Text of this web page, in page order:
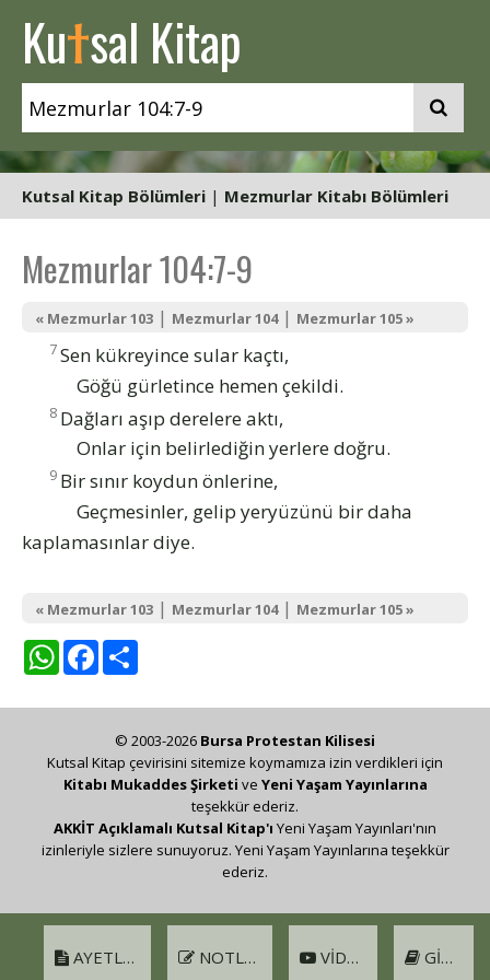
Kutsal Kitap
Kutsal Kitap Bölümleri | Mezmurlar Kitabı Bölümleri
Mezmurlar 104:7-9
« Mezmurlar 103 | Mezmurlar 104| Mezmurlar 105 »
7Sen kükreyince sular kaçtı,
Göğü gürletince hemen çekildi.
8 Dağları aşıp derelere aktı,
Onlar için belirlediğin yerlere doğru.
9 Bir sınır koydun önlerine,
Geçmesinler, gelip yeryüzünü bir daha
kaplamasınlar diye.
« Mezmurlar 103 | Mezmurlar 104| Mezmurlar 105 »
WhatsAppFacebook
AYETLER NOTLAR VIDEO GIRIŞ
© 2003-2026 Bursa Protestan Kilisesi
Kutsal Kitap çevirisini sitemize koymamıza izin verdikleri için
Kitabı Mukaddes Şirketi ve Yeni Yaşam Yayınlarına
teşekkür ederiz.
AKKİT Açıklamalı Kutsal Kitap'ı Yeni Yaşam Yayınları'nın
izinleriyle sizlere sunuyoruz. Yeni Yaşam Yayınlarına teşekkür
ederiz.